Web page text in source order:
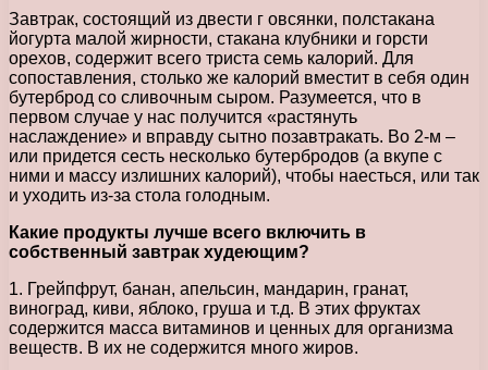
Завтрак, состоящий из двести г овсянки, полстакана
йогурта малой жирности, стакана клубники и горсти
орехов, содержит всего триста семь калорий. Для
сопоставления, столько же калорий вместит в себя один
бутерброд со сливочным сыром. Разумеется, что в
первом случае у нас получится «растянуть
наслаждение» и вправду сытно позавтракать. Во 2-м –
или придется сесть несколько бутербродов (а вкупе с
ними и массу излишних калорий), чтобы наесться, или так
и уходить из-за стола голодным.
Какие продукты лучше всего включить в
собственный завтрак худеющим?
1. Грейпфрут, банан, апельсин, мандарин, гранат,
виноград, киви, яблоко, груша и т.д. В этих фруктах
содержится масса витаминов и ценных для организма
веществ. В их не содержится много жиров.